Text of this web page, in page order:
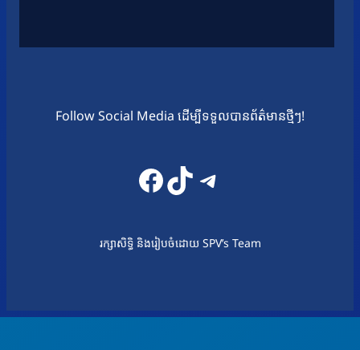
Follow Social Media ដើម្បីទទួលបានព័ត៌មានថ្មីៗ!
Facebook
TikTokTelegram
រក្សាសិទ្ធិ និងរៀបចំដោយ SPV’s Team